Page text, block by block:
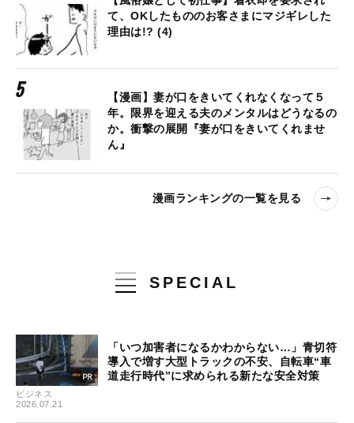
て、OKしたもののお客さまにマジギレした
理由は!? (4)
【漫画】妻が口をきいてくれなくなって５
年。限界を迎える夫のメンタルはどうなるの
か。衝撃の展開『妻が口をきいてくれませ
ん』
漫画ランキングの一覧を見る
SPECIAL
ビジネス
2026.07.21
「いつ加害者になるかわからない…」青切符
導入で増す大型トラックの不安、自転車“車
道走行時代”に求められる新たな安全対策